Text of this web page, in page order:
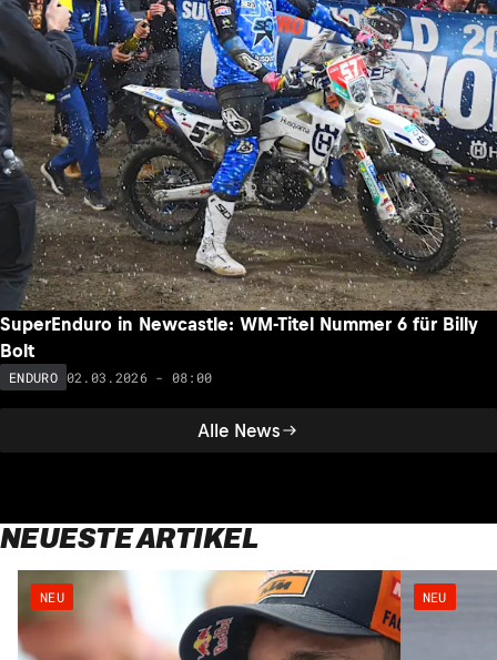
Alle News
SuperEnduro in Newcastle: WM-Titel Nummer 6 für Billy
Bolt
ENDURO 02.03.2026 - 08:00
NEUESTE ARTIKEL
NEU NEU